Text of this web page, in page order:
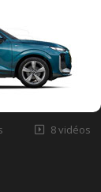
8 vidéos